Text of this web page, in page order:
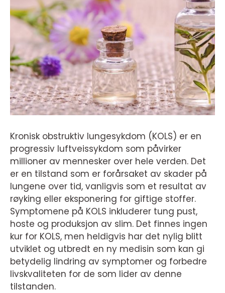
Kronisk obstruktiv lungesykdom (KOLS) er en
progressiv luftveissykdom som påvirker
millioner av mennesker over hele verden. Det
er en tilstand som er forårsaket av skader på
lungene over tid, vanligvis som et resultat av
røyking eller eksponering for giftige stoffer.
Symptomene på KOLS inkluderer tung pust,
hoste og produksjon av slim. Det finnes ingen
kur for KOLS, men heldigvis har det nylig blitt
utviklet og utbredt en ny medisin som kan gi
betydelig lindring av symptomer og forbedre
livskvaliteten for de som lider av denne
tilstanden.